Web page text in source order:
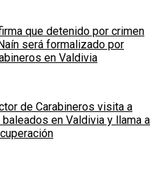
que detenido por crimen
será formalizado por
en Valdivia
de Carabineros visita a
en Valdivia y llama a